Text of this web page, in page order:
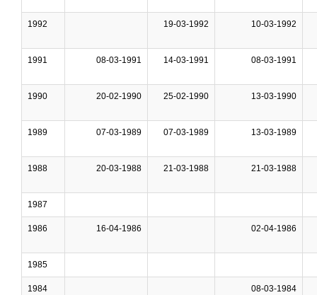
1992 19-03-1992 10-03-1992
1991 08-03-1991 14-03-1991 08-03-1991
1990 20-02-1990 25-02-1990 13-03-1990
1989 07-03-1989 07-03-1989 13-03-1989
1988 20-03-1988 21-03-1988 21-03-1988
1987
1986 16-04-1986 02-04-1986
1985
1984 08-03-1984